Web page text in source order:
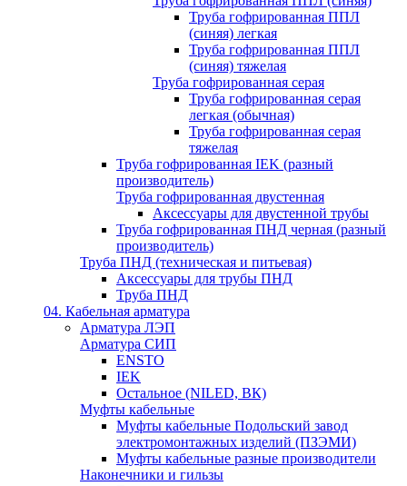
Труба гофрированная ППЛ
(синяя) легкая
Труба гофрированная ППЛ
(синяя) тяжелая
Труба гофрированная серая
Труба гофрированная серая
легкая (обычная)
Труба гофрированная серая
тяжелая
Труба гофрированная IEK (разный
производитель)
Труба гофрированная двустенная
Аксессуары для двустенной трубы
Труба гофрированная ПНД черная (разный
производитель)
Труба ПНД (техническая и питьевая)
Аксессуары для трубы ПНД
Труба ПНД
04. Кабельная арматура
Арматура ЛЭП
Арматура СИП
ENSTO
IEK
Остальное (NILED, ВК)
Муфты кабельные
Муфты кабельные Подольский завод
электромонтажных изделий (ПЗЭМИ)
Муфты кабельные разные производители
Наконечники и гильзы